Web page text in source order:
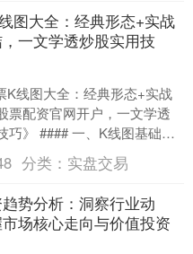
图大全：经典形态+实战
一文学透炒股实用技
K线图大全：经典形态+实战
票配资官网开户，一文学透
巧》 #### 一、K线图基础入
组成要素** - 实体：开....
分类： 实盘交易
势分析：洞察行业动
场核心走向与价值投资
-6.85 -0.15%